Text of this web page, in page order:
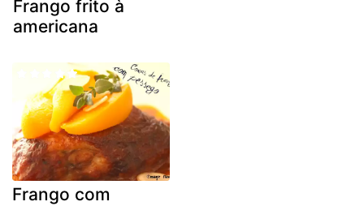
Frango frito à
americana
Frango com